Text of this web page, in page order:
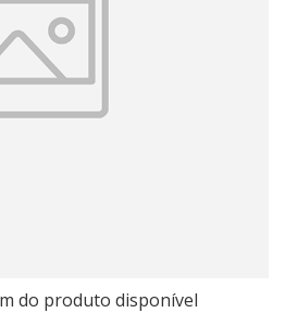
do produto disponível